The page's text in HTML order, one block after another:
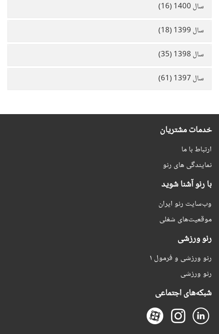
سال 1400 (16)
سال 1399 (18)
سال 1398 (35)
سال 1397 (61)
خدمات مشتریان
ارتباط با ما
نمایندگی های رنو
با رنو آشنا شوید
وب‌سایت رنو ایران
موقعیت‌های شغلی
رنو ورزشی
رنو ورزشی و فرمول ۱
رنو ورزشی
شبکه‌های اجتماعی